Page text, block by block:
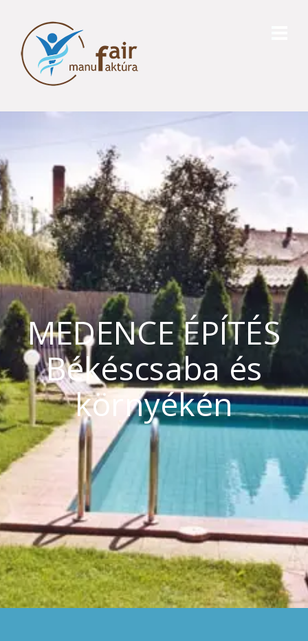
MEDENCE ÉPÍTÉS
Békéscsaba és
környékén